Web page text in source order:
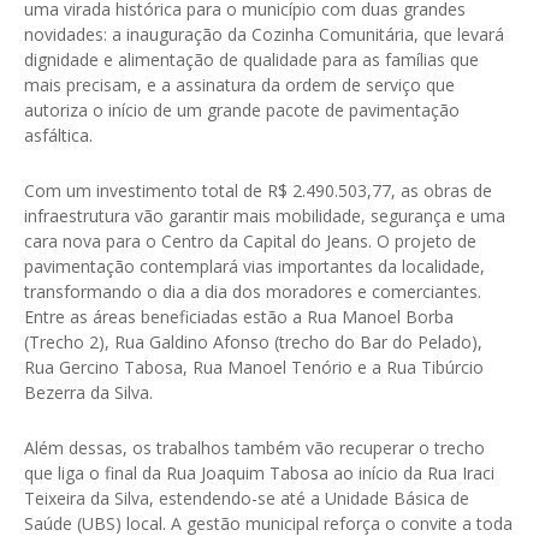
uma virada histórica para o município com duas grandes
novidades: a inauguração da Cozinha Comunitária, que levará
dignidade e alimentação de qualidade para as famílias que
mais precisam, e a assinatura da ordem de serviço que
autoriza o início de um grande pacote de pavimentação
asfáltica.
Com um investimento total de R$ 2.490.503,77, as obras de
infraestrutura vão garantir mais mobilidade, segurança e uma
cara nova para o Centro da Capital do Jeans. O projeto de
pavimentação contemplará vias importantes da localidade,
transformando o dia a dia dos moradores e comerciantes.
Entre as áreas beneficiadas estão a Rua Manoel Borba
(Trecho 2), Rua Galdino Afonso (trecho do Bar do Pelado),
Rua Gercino Tabosa, Rua Manoel Tenório e a Rua Tibúrcio
Bezerra da Silva.
Além dessas, os trabalhos também vão recuperar o trecho
que liga o final da Rua Joaquim Tabosa ao início da Rua Iraci
Teixeira da Silva, estendendo-se até a Unidade Básica de
Saúde (UBS) local. A gestão municipal reforça o convite a toda